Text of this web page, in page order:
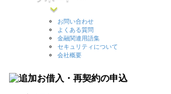
お問い合わせ
よくある質問
金融関連用語集
セキュリティについて
会社概要